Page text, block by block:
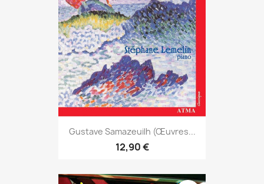
Gustave Samazeuilh (Œuvres...
12,90 €